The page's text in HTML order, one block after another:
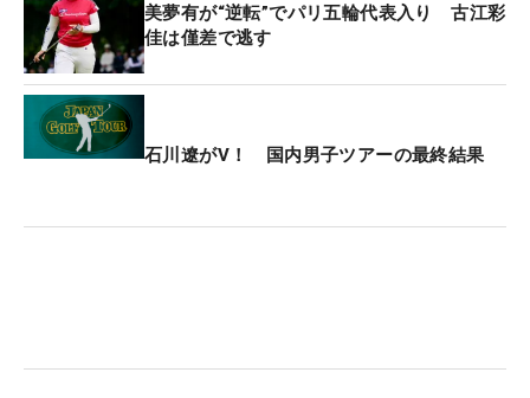
美夢有が“逆転”でパリ五輪代表入り 古江彩
佳は僅差で逃す
石川遼がV！ 国内男子ツアーの最終結果